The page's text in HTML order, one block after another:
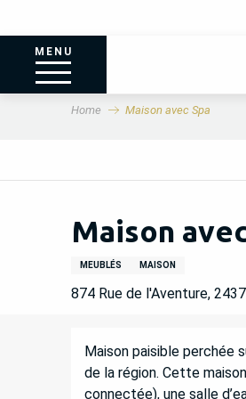
MENU
Home Maison avec Spa
Maison
MEUBLÉS MAISON
874 Rue de l'Aventure,
Maison paisible perchée
de la région. Cette
connectée), une salle